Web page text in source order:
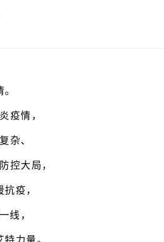
疫情，
杂、
控大局，
疫，
线，